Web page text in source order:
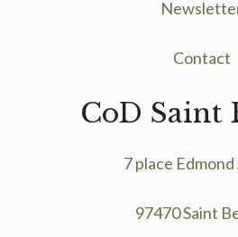
Contact
CoD Saint
7 place
97470 Saint